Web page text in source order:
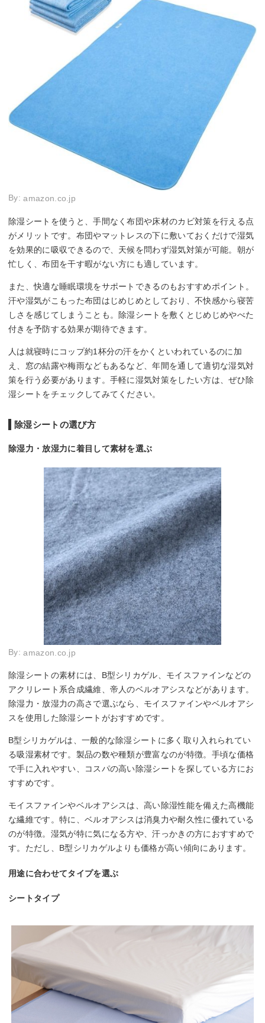
By:amazon.co.jp
除湿シートを使うと、手間なく布団や床材のカビ対策を行える点
がメリットです。布団やマットレスの下に敷いておくだけで湿気
を効果的に吸収できるので、天候を問わず湿気対策が可能。朝が
忙しく、布団を干す暇がない方にも適しています。
また、快適な睡眠環境をサポートできるのもおすすめポイント。
汗や湿気がこもった布団はじめじめとしており、不快感から寝苦
しさを感じてしまうことも。除湿シートを敷くとじめじめやべた
付きを予防する効果が期待できます。
人は就寝時にコップ約1杯分の汗をかくといわれているのに加
え、窓の結露や梅雨などもあるなど、年間を通して適切な湿気対
策を行う必要があります。手軽に湿気対策をしたい方は、ぜひ除
湿シートをチェックしてみてください。
除湿シートの選び方
除湿力・放湿力に着目して素材を選ぶ
By:amazon.co.jp
除湿シートの素材には、B型シリカゲル、モイスファインなどの
アクリレート系合成繊維、帝人のベルオアシスなどがあります。
除湿力・放湿力の高さで選ぶなら、モイスファインやベルオアシ
スを使用した除湿シートがおすすめです。
B型シリカゲルは、一般的な除湿シートに多く取り入れられてい
る吸湿素材です。製品の数や種類が豊富なのが特徴。手頃な価格
で手に入れやすい、コスパの高い除湿シートを探している方にお
すすめです。
モイスファインやベルオアシスは、高い除湿性能を備えた高機能
な繊維です。特に、ベルオアシスは消臭力や耐久性に優れている
のが特徴。湿気が特に気になる方や、汗っかきの方におすすめで
す。ただし、B型シリカゲルよりも価格が高い傾向にあります。
用途に合わせてタイプを選ぶ
シートタイプ